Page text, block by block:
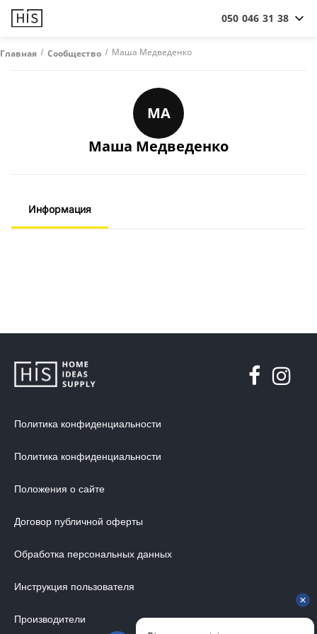
050 046 31 38
Главная / Сообщество / Маша Медведенко
МА
Маша Медведенко
Информация
Политика конфиденциальности
Политика конфиденциальности
Положения о сайте
Договор публичной оферты
Обработка персональных данных
Инструкция пользователя
Производители